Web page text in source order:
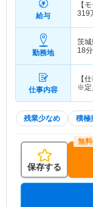
給与
【
319
勤務地
茨
18分
仕事内容
【
※定
残業少なめ 積極
保存する